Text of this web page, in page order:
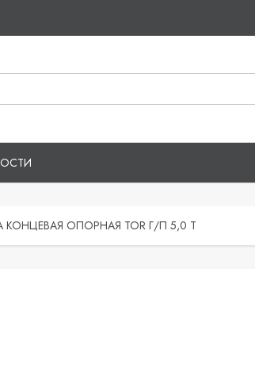
КОНЦЕВАЯ ОПОРНАЯ TOR Г/П 5,0 Т